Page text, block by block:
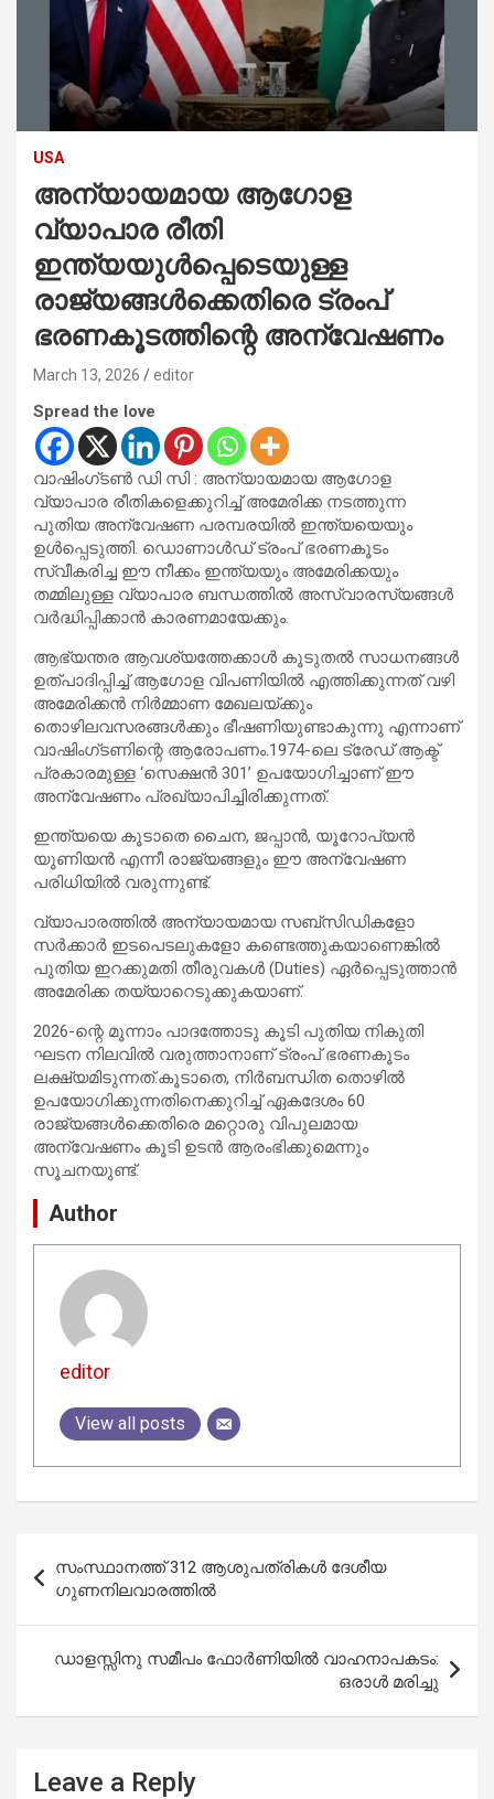
USA
അന്യായമായ ആഗോള
വ്യാപാര രീതി
ഇന്ത്യയുൾപ്പെടെയുള്ള
രാജ്യങ്ങൾക്കെതിരെ ട്രംപ്
ഭരണകൂടത്തിന്റെ അന്വേഷണം
March 13, 2026 editor
Spread the love
വാഷിംഗ്‌ടൺ ഡി സി : അന്യായമായ ആഗോള
വ്യാപാര രീതികളെക്കുറിച്ച് അമേരിക്ക നടത്തുന്ന
പുതിയ അന്വേഷണ പരമ്പരയിൽ ഇന്ത്യയെയും
ഉൾപ്പെടുത്തി. ഡൊണാൾഡ് ട്രംപ് ഭരണകൂടം
സ്വീകരിച്ച ഈ നീക്കം ഇന്ത്യയും അമേരിക്കയും
തമ്മിലുള്ള വ്യാപാര ബന്ധത്തിൽ അസ്വാരസ്യങ്ങൾ
വർദ്ധിപ്പിക്കാൻ കാരണമായേക്കും.
ആഭ്യന്തര ആവശ്യത്തേക്കാൾ കൂടുതൽ സാധനങ്ങൾ
ഉത്പാദിപ്പിച്ച് ആഗോള വിപണിയിൽ എത്തിക്കുന്നത് വഴി
അമേരിക്കൻ നിർമ്മാണ മേഖലയ്ക്കും
തൊഴിലവസരങ്ങൾക്കും ഭീഷണിയുണ്ടാകുന്നു എന്നാണ്
വാഷിംഗ്ടണിന്റെ ആരോപണം.1974-ലെ ട്രേഡ് ആക്ട്
പ്രകാരമുള്ള ‘സെക്ഷൻ 301’ ഉപയോഗിച്ചാണ് ഈ
അന്വേഷണം പ്രഖ്യാപിച്ചിരിക്കുന്നത്.
ഇന്ത്യയെ കൂടാതെ ചൈന, ജപ്പാൻ, യൂറോപ്യൻ
യൂണിയൻ എന്നീ രാജ്യങ്ങളും ഈ അന്വേഷണ
പരിധിയിൽ വരുന്നുണ്ട്.
വ്യാപാരത്തിൽ അന്യായമായ സബ്‌സിഡികളോ
സർക്കാർ ഇടപെടലുകളോ കണ്ടെത്തുകയാണെങ്കിൽ
പുതിയ ഇറക്കുമതി തീരുവകൾ (Duties) ഏർപ്പെടുത്താൻ
അമേരിക്ക തയ്യാറെടുക്കുകയാണ്.
2026-ന്റെ മൂന്നാം പാദത്തോടു കൂടി പുതിയ നികുതി
ഘടന നിലവിൽ വരുത്താനാണ് ട്രംപ് ഭരണകൂടം
ലക്ഷ്യമിടുന്നത്.കൂടാതെ, നിർബന്ധിത തൊഴിൽ
ഉപയോഗിക്കുന്നതിനെക്കുറിച്ച് ഏകദേശം 60
രാജ്യങ്ങൾക്കെതിരെ മറ്റൊരു വിപുലമായ
അന്വേഷണം കൂടി ഉടൻ ആരംഭിക്കുമെന്നും
സൂചനയുണ്ട്.
Author
editor
View all posts
navigation
സംസ്ഥാനത്ത് 312 ആശുപത്രികള്‍ ദേശീയ
ഗുണനിലവാരത്തില്‍
ഡാളസ്സിനു സമീപം ഫോർണിയിൽ വാഹനാപകടം:
ഒരാൾ മരിച്ചു
Leave a Reply